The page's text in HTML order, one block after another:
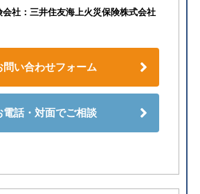
会社：三井住友海上火災保険株式会社
問い合わせフォーム
電話・対面でご相談